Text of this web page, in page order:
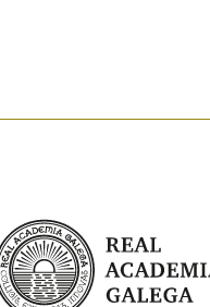
Comentario
Real Academia Galega